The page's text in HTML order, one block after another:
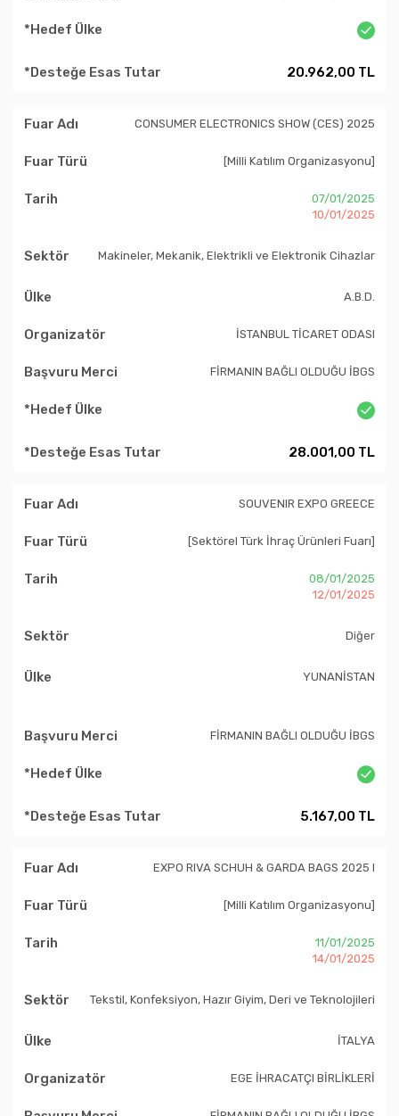
20.962,00 TL
CONSUMER ELECTRONICS SHOW (CES) 2025
[Milli Katılım Organizasyonu]
07/01/2025
10/01/2025
Makineler, Mekanik, Elektrikli ve Elektronik Cihazlar
A.B.D.
İSTANBUL TİCARET ODASI
FİRMANIN BAĞLI OLDUĞU İBGS
28.001,00 TL
SOUVENIR EXPO GREECE
[Sektörel Türk İhraç Ürünleri Fuarı]
08/01/2025
12/01/2025
Diğer
YUNANİSTAN
FİRMANIN BAĞLI OLDUĞU İBGS
5.167,00 TL
EXPO RIVA SCHUH & GARDA BAGS 2025 I
[Milli Katılım Organizasyonu]
11/01/2025
14/01/2025
Tekstil, Konfeksiyon, Hazır Giyim, Deri ve Teknolojileri
İTALYA
EGE İHRACATÇI BİRLİKLERİ